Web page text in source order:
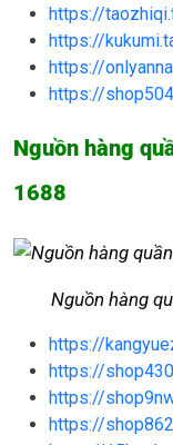
https://
https://
https://
https://
Nguồn hàng
1688
Nguồn hàng
https://
https://
https://
https://